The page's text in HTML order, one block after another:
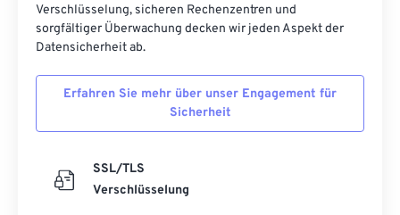
Verschlüsselung, sicheren Rechenzentren und
sorgfältiger Überwachung decken wir jeden Aspekt der
Datensicherheit ab.
Erfahren Sie mehr über unser Engagement für
Sicherheit
SSL/TLS
Verschlüsselung